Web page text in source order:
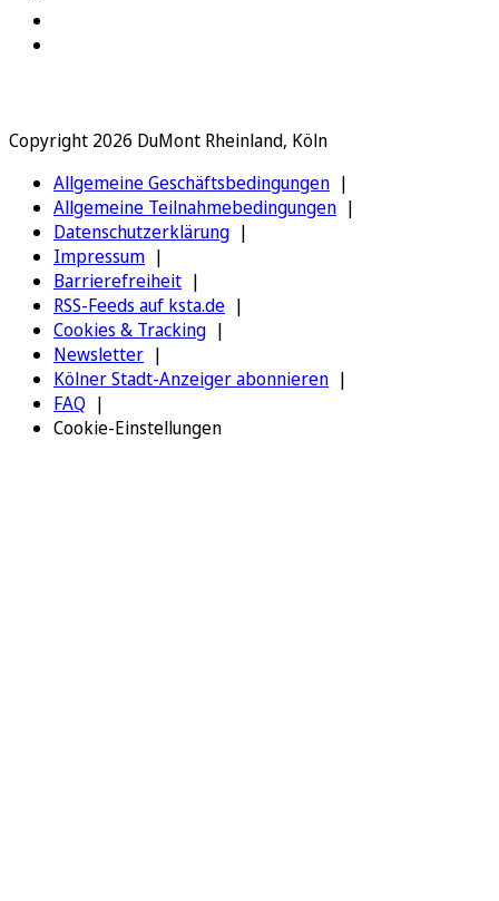
Copyright 2026 DuMont Rheinland, Köln
Allgemeine Geschäftsbedingungen
Allgemeine Teilnahmebedingungen
Datenschutzerklärung
Impressum
Barrierefreiheit
RSS-Feeds auf ksta.de
Cookies & Tracking
Newsletter
Kölner Stadt-Anzeiger abonnieren
FAQ
Cookie-Einstellungen